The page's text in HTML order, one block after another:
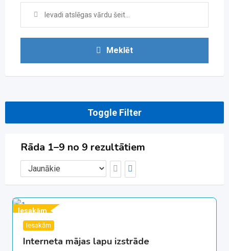
Meklēt
Toggle Filter
Rāda 1–9 no 9 rezultātiem
Iesakām
Iesakām
Interneta mājas lapu izstrāde